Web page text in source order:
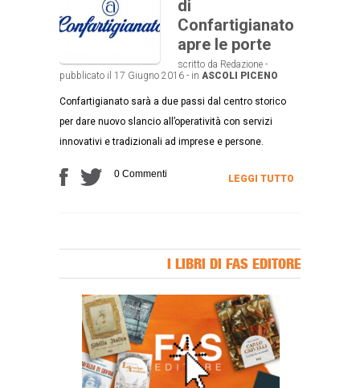
di
Confartigianato
apre le porte
scritto da Redazione -
pubblicato il 17 Giugno 2016 - in ASCOLI PICENO
Confartigianato sarà a due passi dal centro storico
per dare nuovo slancio all’operatività con servizi
innovativi e tradizionali ad imprese e persone.
0 Commenti LEGGI TUTTO
I LIBRI DI FAS EDITORE